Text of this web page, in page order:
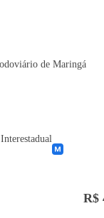
de Maringá
R$